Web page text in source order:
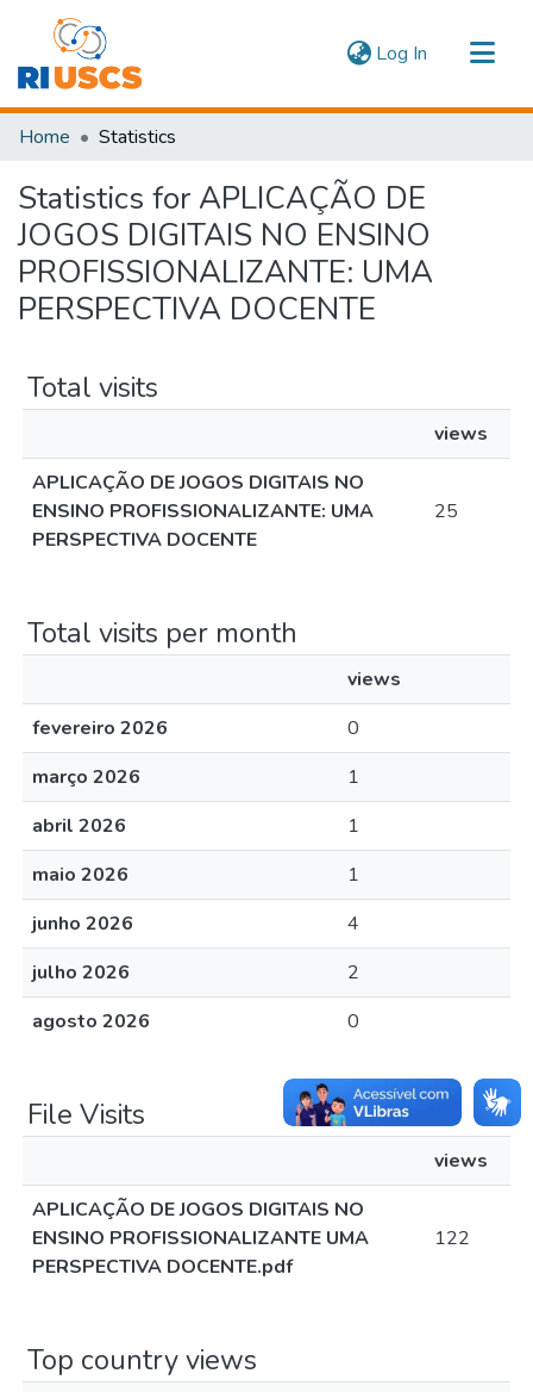
Log In (current)
Communities & Collections
Home Statistics
Statistics for APLICAÇÃO DE
JOGOS DIGITAIS NO ENSINO
PROFISSIONALIZANTE: UMA
PERSPECTIVA DOCENTE
Total visits
views
APLICAÇÃO DE JOGOS DIGITAIS NO
ENSINO PROFISSIONALIZANTE: UMA
PERSPECTIVA DOCENTE
25
Total visits per month
views
fevereiro 2026
0
março 2026
1
abril 2026
1
maio 2026
1
junho 2026
4
julho 2026
2
agosto 2026
0
File Visits
views
APLICAÇÃO DE JOGOS DIGITAIS NO
ENSINO PROFISSIONALIZANTE UMA
PERSPECTIVA DOCENTE.pdf
122
Top country views